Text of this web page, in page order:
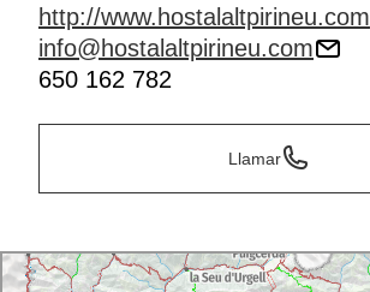
http://www.hostalaltpirineu.com
info@hostalaltpirineu.com
650 162 782
Llamar